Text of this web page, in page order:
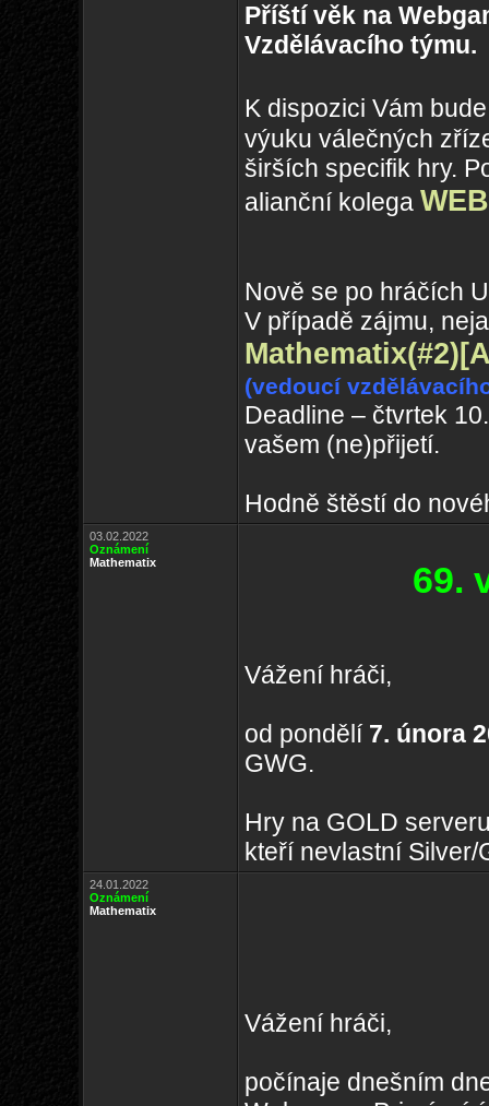
Příští věk na
Vzdělávacího týmu.
K dispozici Vám
výuku válečných
širších specifik hry.
alianční kolega
Nově se po hráčích
V případě zájmu,
Mathematix(#2)
(vedoucí
Deadline – čtvrtek
vašem (ne)přijetí.
Hodně štěstí do
03.02.2022
Oznámení
Mathematix
69.
Vážení hráči,
od pondělí 7. února
GWG.
Hry na GOLD
kteří nevlastní Silver/
24.01.2022
Oznámení
Mathematix
Vážení hráči,
počínaje dnešním